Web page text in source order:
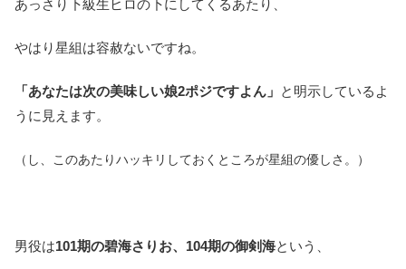
あっさり下級生ヒロの下にしてくるあたり、
やはり星組は容赦ないですね。
「あなたは次の美味しい娘2ポジですよん」 と明示しているよ
うに見えます。
（し、このあたりハッキリしておくところが星組の優しさ。）
男役は101期の碧海さりお、104期の御剣海という、